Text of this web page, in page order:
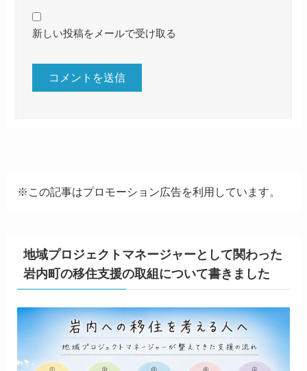
新しい投稿をメールで受け取る
※この記事はプロモーション広告を利用しています。
地域プロジェクトマネージャーとして関わった
岩内町の移住支援の取組について書きました